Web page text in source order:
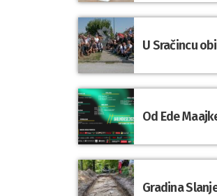
U Sračincu
Od Ede
Gradina